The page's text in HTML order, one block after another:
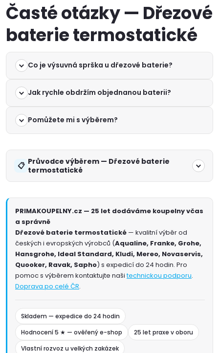
Časté otázky — Dřezové
baterie termostatické
Co je výsuvná sprška u dřezové baterie?
Jak rychle obdržím objednanou baterii?
Pomůžete mi s výběrem?
Průvodce výběrem — Dřezové baterie
termostatické
PRIMAKOUPELNY.cz — 25 let dodáváme koupelny včas
a správně
Dřezové baterie termostatické — kvalitní výběr od
českých i evropských výrobců (Aqualine, Franke, Grohe,
Hansgrohe, Ideal Standard, Kludi, Mereo, Novaservis,
Quooker, Ravak, Sapho) s expedicí do 24 hodin. Pro
pomoc s výběrem kontaktujte našitechnickou podporu.
Doprava po celé ČR.
Skladem — expedice do 24 hodin
Hodnocení 5 ★ — ověřený e-shop
25 let praxe v oboru
Vlastní rozvoz u velkých zakázek